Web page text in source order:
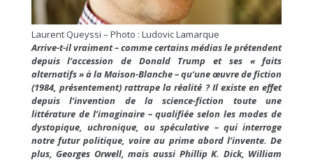
Laurent Queyssi – Photo : Ludovic Lamarque
Arrive-t-il vraiment – comme certains médias le prétendent
depuis l’accession de Donald Trump et ses « faits
alternatifs » à la Maison-Blanche – qu’une œuvre de fiction
(1984, présentement) rattrape la réalité ? Il existe en effet
depuis l’invention de la science-fiction toute une
littérature de l’imaginaire – qualifiée selon les modes de
dystopique, uchronique, ou spéculative – qui interroge
notre futur politique, voire au prime abord l’invente. De
plus, Georges Orwell, mais aussi Phillip K. Dick, William